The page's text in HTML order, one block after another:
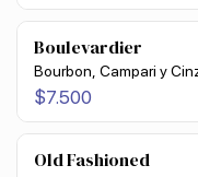
Boulevardier
Bourbon, Campari y
$7.500
Old Fashioned